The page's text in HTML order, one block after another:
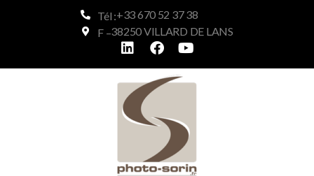
Tél :+33 670 52 37 38
F –38250 VILLARD DE LANS